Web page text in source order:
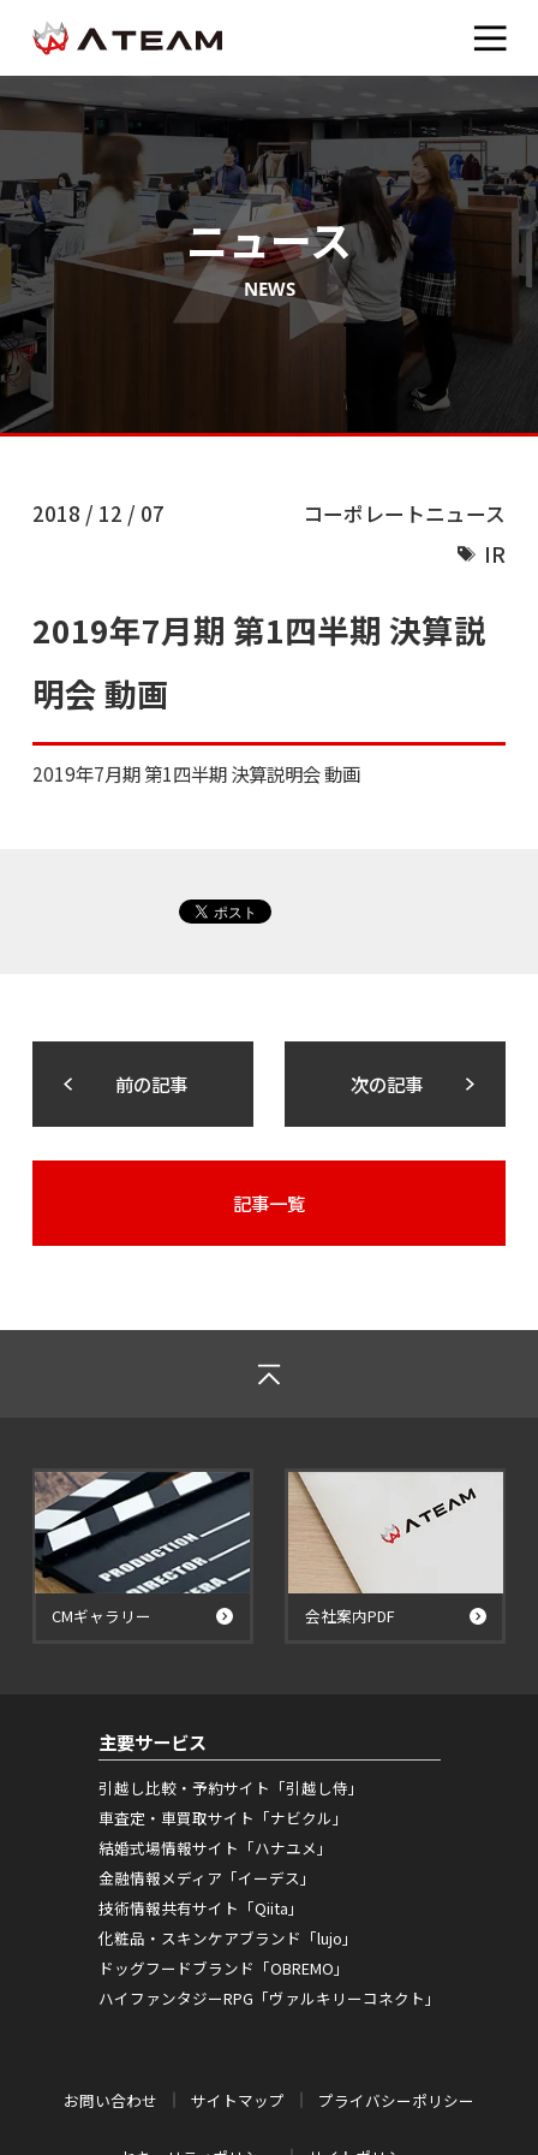
ニュース
NEWS
2018 / 12 / 07
コーポレートニュース
IR
2019年7月期 第1四半期 決算説
明会 動画
2019年7月期 第1四半期 決算説明会 動画
前の記事 次の記事
記事一覧
CMギャラリー 会社案内PDF
主要サービス
引越し比較・予約サイト「引越し侍」
車査定・車買取サイト「ナビクル」
結婚式場情報サイト「ハナユメ」
金融情報メディア「イーデス」
技術情報共有サイト「Qiita」
化粧品・スキンケアブランド「lujo」
ドッグフードブランド「OBREMO」
ハイファンタジーRPG「ヴァルキリーコネクト」
お問い合わせ サイトマップ プライバシーポリシー